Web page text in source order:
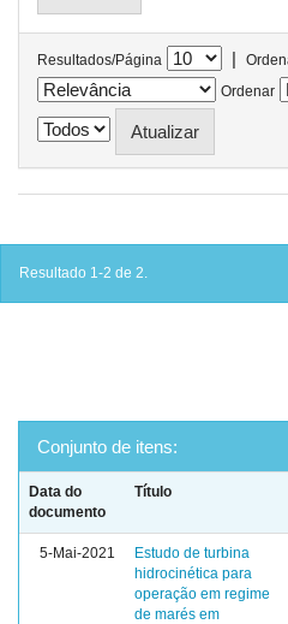
Resultados/Página |
Ordenar
Resultado 1-2 de 2.
Conjunto de itens:
Data do
documento
Título
5-Mai-2021
Estudo de turbina
hidrocinética para
operação em regime
de marés em